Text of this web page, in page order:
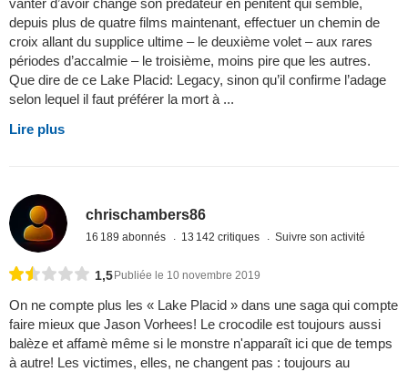
depuis plus de quatre films maintenant, effectuer un chemin de
croix allant du supplice ultime – le deuxième volet – aux rares
périodes d’accalmie – le troisième, moins pire que les autres.
Que dire de ce Lake Placid: Legacy, sinon qu’il confirme l’adage
selon lequel il faut préférer la mort à ...
Lire plus
chrischambers86
16 189 abonnés 13 142 critiques Suivre son activité
1,5Publiée le 10 novembre 2019
On ne compte plus les « Lake Placid » dans une saga qui compte
faire mieux que Jason Vorhees! Le crocodile est toujours aussi
balèze et affamè même si le monstre n'apparaît ici que de temps
à autre! Les victimes, elles, ne changent pas : toujours au